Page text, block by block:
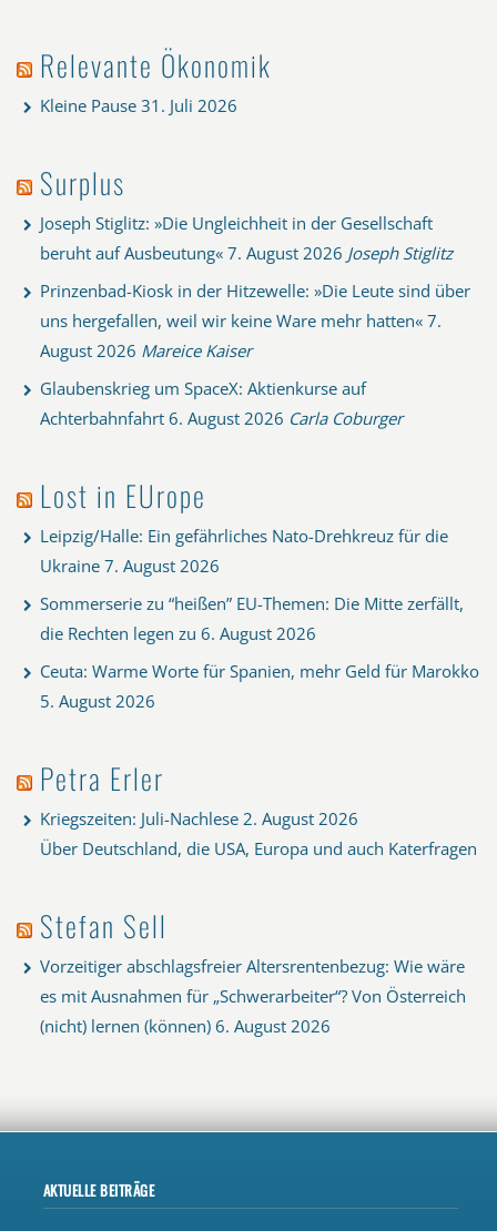
Relevante Ökonomik
Kleine Pause 31. Juli 2026
Surplus
Joseph Stiglitz: »Die Ungleichheit in der Gesellschaft
beruht auf Ausbeutung« 7. August 2026 Joseph Stiglitz
Prinzenbad-Kiosk in der Hitzewelle: »Die Leute sind über
uns hergefallen, weil wir keine Ware mehr hatten« 7.
August 2026 Mareice Kaiser
Glaubenskrieg um SpaceX: Aktienkurse auf
Achterbahnfahrt 6. August 2026 Carla Coburger
Lost in EUrope
Leipzig/Halle: Ein gefährliches Nato-Drehkreuz für die
Ukraine 7. August 2026
Sommerserie zu “heißen” EU-Themen: Die Mitte zerfällt,
die Rechten legen zu 6. August 2026
Ceuta: Warme Worte für Spanien, mehr Geld für Marokko
5. August 2026
Petra Erler
Kriegszeiten: Juli-Nachlese 2. August 2026
Über Deutschland, die USA, Europa und auch Katerfragen
Stefan Sell
Vorzeitiger abschlagsfreier Altersrentenbezug: Wie wäre
es mit Ausnahmen für „Schwerarbeiter“? Von Österreich
(nicht) lernen (können) 6. August 2026
AKTUELLE BEITRÄGE